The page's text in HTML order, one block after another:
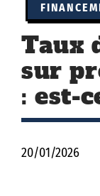
Taux
sur
: est-
20/01/2026